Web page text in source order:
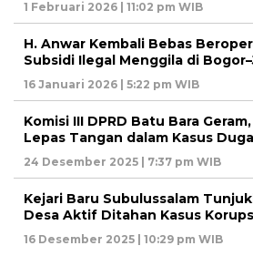
1 Februari 2026 | 11:02 pm WIB
H. Anwar Kembali Bebas
Subsidi Ilegal Menggila di
16 Januari 2026 | 5:22 pm WIB
Komisi III DPRD Batu Bara
Lepas Tangan dalam Kasus
24 Desember 2025 | 7:37 pm WIB
Kejari Baru Subulussalam
Desa Aktif Ditahan Kasus
16 Desember 2025 | 10:29 pm WIB